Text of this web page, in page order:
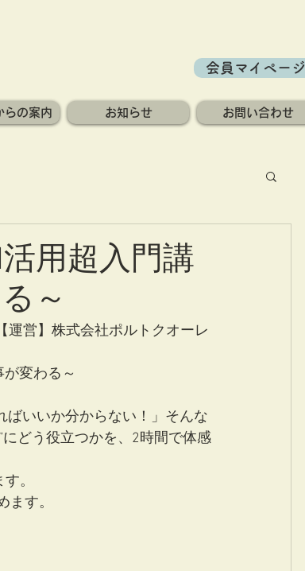
会員マイページ
らの案内 お知らせ お問い合わせ
用超入門講
～
運営】株式会社ポルトクオーレ
変わる～
ばいいか分からない！」そんな
どう役立つかを、2時間で体感
。
す。